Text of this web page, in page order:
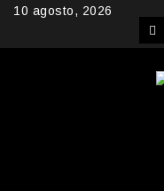
Skip10 agosto, 2026